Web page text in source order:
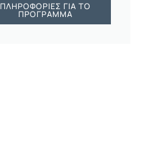
ΠΛΗΡΟΦΟΡΊΕΣ ΓΙΑ ΤΟ
ΠΡΌΓΡΑΜΜΑ